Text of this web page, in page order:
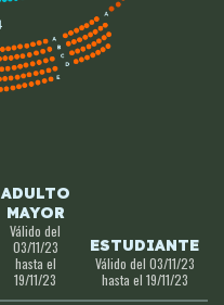
ADULTO
MAYOR
Válido del
03/11/23
hasta el
19/11/23
ESTUDIANTE
Válido del 03/11/23
hasta el 19/11/23